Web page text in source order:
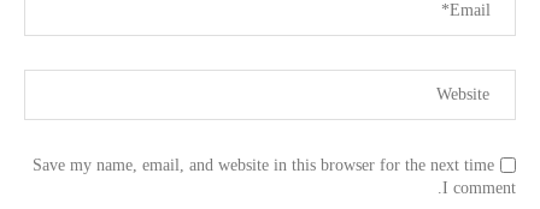
Save my name, email, and website in this browser for the next time
I comment.